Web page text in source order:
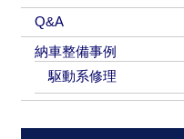
Q&A
納車整備事例
駆動系修理